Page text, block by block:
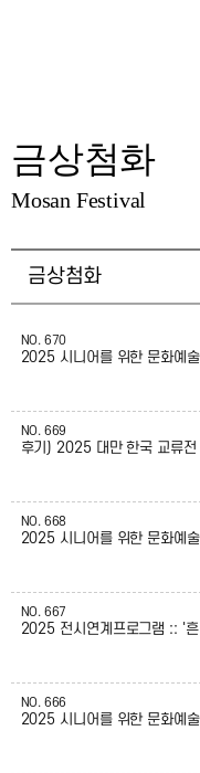
금상첨화
Mosan Festival
금상첨화
NO. 670
NO. 669
후기) 2025 대만 한국 교류전
NO. 668
NO. 667
2025 전시연계프로그램 :: '
NO. 666